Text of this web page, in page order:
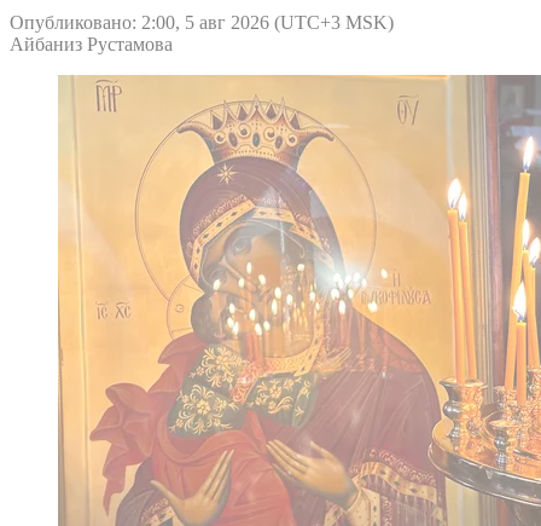
Опубликовано: 2:00, 5 авг 2026 (UTC+3 MSK)
Айбаниз Рустамова